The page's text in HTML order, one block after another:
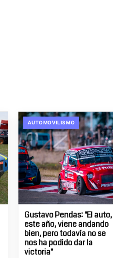
AUTOMOVILISMO
Gustavo Pendas: "El auto,
este año, viene andando
bien, pero todavía no se
nos ha podido dar la
victoria"